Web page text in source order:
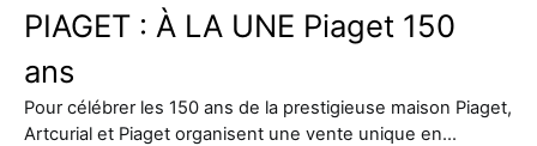
PIAGET : À LA UNE Piaget 150
ans
Pour célébrer les 150 ans de la prestigieuse maison Piaget,
Artcurial et Piaget organisent une vente unique en…